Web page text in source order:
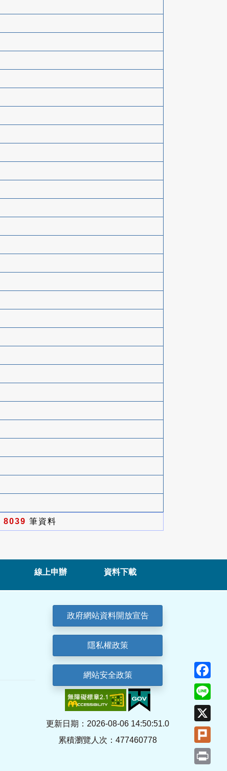
8039 筆資料
線上申辦 資料下載
政府網站資料開放宣告
隱私權政策
網站安全政策
更新日期：2026-08-06 14:50:51.0
累積瀏覽人次：477460778